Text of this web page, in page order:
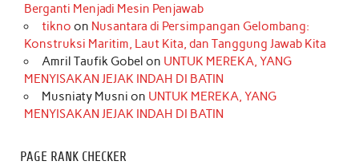
Berganti Menjadi Mesin Penjawab
tikno on Nusantara di Persimpangan Gelombang:
Konstruksi Maritim, Laut Kita, dan Tanggung Jawab Kita
Amril Taufik Gobel on UNTUK MEREKA, YANG
MENYISAKAN JEJAK INDAH DI BATIN
Musniaty Musni on UNTUK MEREKA, YANG
MENYISAKAN JEJAK INDAH DI BATIN
PAGE RANK CHECKER